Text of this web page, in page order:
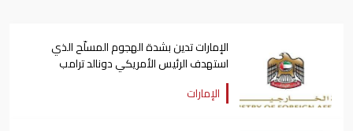
الإمارات تدين بشدة الهجوم المسلّح الذي
استهدف الرئيس الأمريكي دونالد ترامب
الإمارات